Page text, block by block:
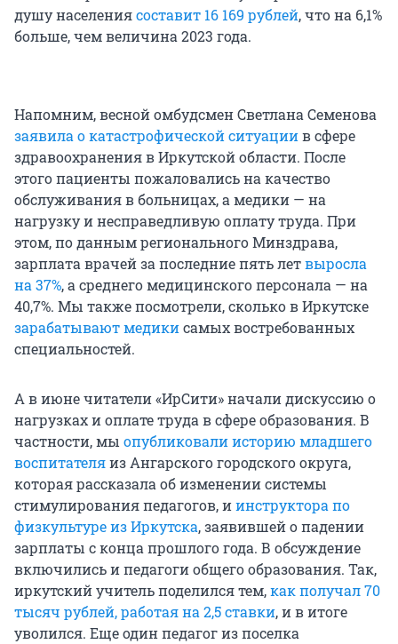
душу населениясоставит 16 169 рублей, что на 6,1%
больше, чем величина 2023 года.
Напомним, весной омбудсмен Светлана Семенова
заявила о катастрофической ситуациив сфере
здравоохранения в Иркутской области. После
этого пациенты пожаловались на качество
обслуживания в больницах, а медики — на
нагрузку и несправедливую оплату труда. При
этом, по данным регионального Минздрава,
зарплата врачей за последние пять летвыросла
на 37%, а среднего медицинского персонала — на
40,7%. Мы также посмотрели, сколько в Иркутске
зарабатывают медикисамых востребованных
специальностей.
А в июне читатели «ИрСити» начали дискуссию о
нагрузках и оплате труда в сфере образования. В
частности, мы опубликовали историю младшего
воспитателяиз Ангарского городского округа,
которая рассказала об изменении системы
стимулирования педагогов, иинструктора по
физкультуре из Иркутска, заявившей о падении
зарплаты с конца прошлого года. В обсуждение
включились и педагоги общего образования. Так,
иркутский учитель поделился тем,как получал 70
тысяч рублей, работая на 2,5 ставки, и в итоге
уволился. Еще один педагог из поселка